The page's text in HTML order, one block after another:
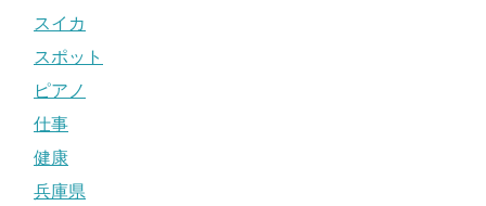
スイカ
スポット
ピアノ
仕事
健康
兵庫県